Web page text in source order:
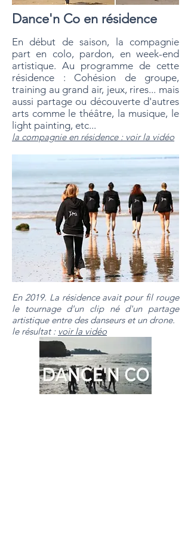
Dance'n Co en résidence
En début de saison, la compagnie
part en colo, pardon, en week-end
artistique. Au programme de cette
résidence : Cohésion de groupe,
training au grand air, jeux, rires... mais
aussi partage ou découverte d'autres
arts comme le théâtre, la musique, le
light painting, etc...
la compagnie en résidence : voir la vidéo
En 2019. La résidence avait pour fil rouge
le tournage d'un clip né d'un partage
artistique entre des danseurs et un drone.
le résultat : voir la vidéo